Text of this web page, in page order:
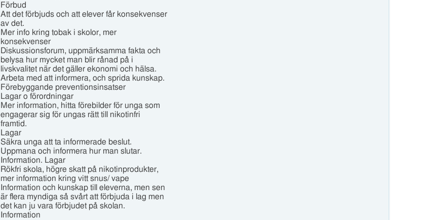
Förbud
Att det förbjuds och att elever får konsekvenser
av det.
Mer info kring tobak i skolor, mer
konsekvenser
Diskussionsforum, uppmärksamma fakta och
belysa hur mycket man blir rånad på i
livskvalitet när det gäller ekonomi och hälsa.
Arbeta med att informera, och sprida kunskap.
Förebyggande preventionsinsatser
Lagar o förordningar
Mer information, hitta förebilder för unga som
engagerar sig för ungas rätt till nikotinfri
framtid.
Lagar
Säkra unga att ta informerade beslut.
Uppmana och informera hur man slutar.
Information. Lagar
Rökfri skola, högre skatt på nikotinprodukter,
mer information kring vitt snus/ vape
Information och kunskap till eleverna, men sen
är flera myndiga så svårt att förbjuda i lag men
det kan ju vara förbjudet på skolan.
Information